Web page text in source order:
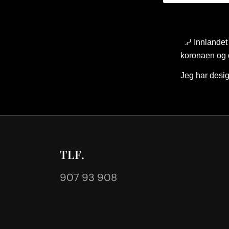
KP
koronaen og
Jeg har
TLF.
907 93 908